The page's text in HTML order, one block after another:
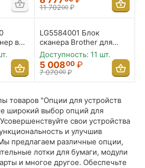
товаров "Опции для устройств
широкий выбор опций для
свои устройства
и улучшив
предлагаем различные опции,
лотки для бумаги, модули
и многое другое. Обеспечьте
11 70200 ₽
в
LG5584001 Блок
сканера Brother для
MFC
7220/7225N/FAX2820
Доступность: 11 шт.
5 00800 ₽
7 07000 ₽